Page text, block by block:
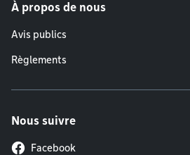
À propos de nous
Avis publics
Règlements
Nous suivre
Facebook